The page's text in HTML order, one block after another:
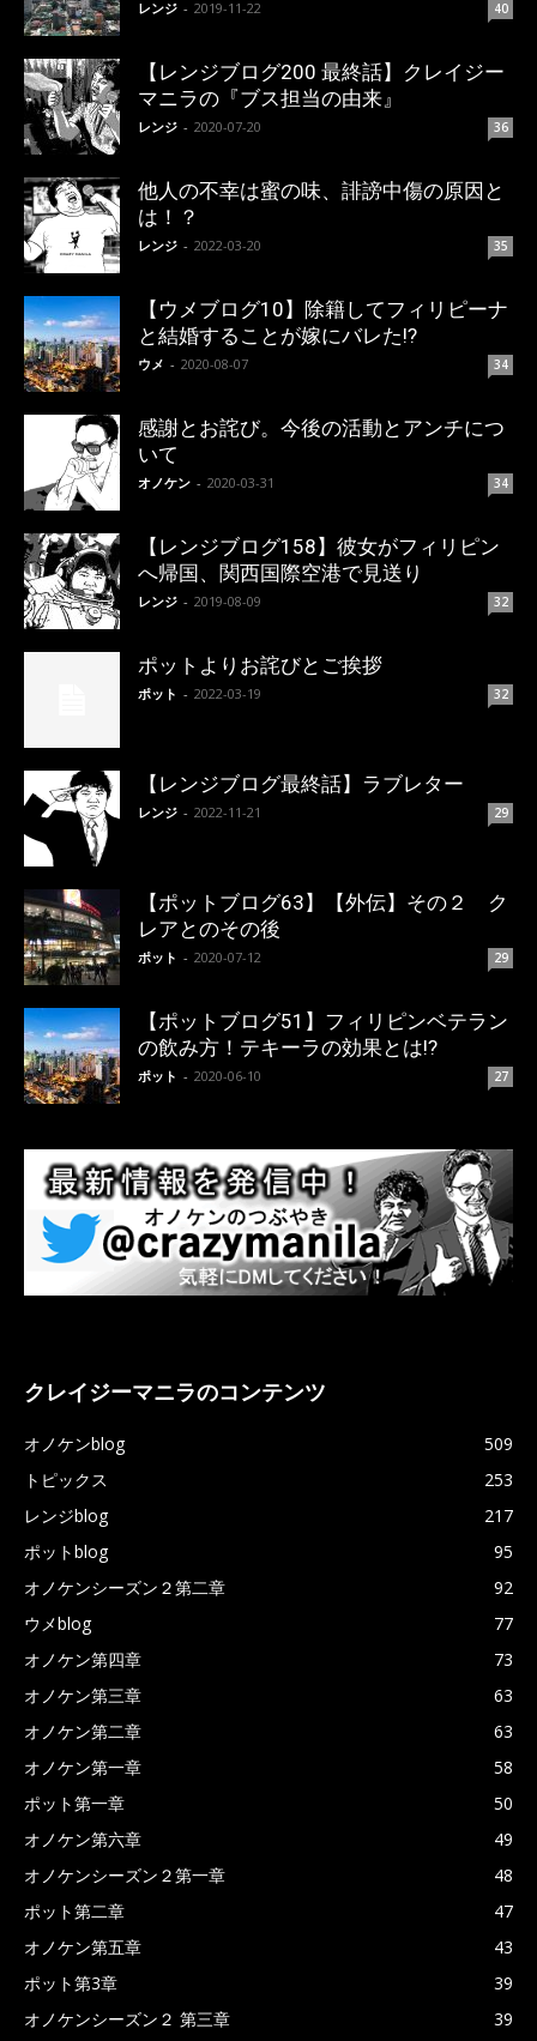
レンジ - 2019-11-22 40
【レンジブログ200 最終話】クレイジー
マニラの『ブス担当の由来』
レンジ - 2020-07-20 36
他人の不幸は蜜の味、誹謗中傷の原因と
は！？
レンジ - 2022-03-20 35
【ウメブログ10】除籍してフィリピーナ
と結婚することが嫁にバレた!?
ウメ - 2020-08-07 34
感謝とお詫び。今後の活動とアンチにつ
いて
オノケン - 2020-03-31 34
【レンジブログ158】彼女がフィリピン
へ帰国、関西国際空港で見送り
レンジ - 2019-08-09 32
ポットよりお詫びとご挨拶
ポット - 2022-03-19 32
【レンジブログ最終話】ラブレター
レンジ - 2022-11-21 29
【ポットブログ63】【外伝】その２ ク
レアとのその後
ポット - 2020-07-12 29
【ポットブログ51】フィリピンベテラン
の飲み方！テキーラの効果とは!?
ポット - 2020-06-10 27
クレイジーマニラのコンテンツ
オノケンblog
509
トピックス
253
レンジblog
217
ポットblog
95
オノケンシーズン２第二章
92
ウメblog
77
オノケン第四章
73
オノケン第三章
63
オノケン第二章
63
オノケン第一章
58
ポット第一章
50
オノケン第六章
49
オノケンシーズン２第一章
48
ポット第二章
47
オノケン第五章
43
ポット第3章
39
オノケンシーズン２ 第三章
39